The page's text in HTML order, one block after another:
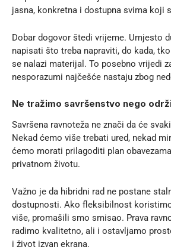
jasna, konkretna i dostupna svima koji
Dobar dogovor štedi vrijeme. Umjesto
napisati što treba napraviti, do kada,
se nalazi materijal. To posebno vrijedi
nesporazumi najčešće nastaju zbog
Ne tražimo savršenstvo nego
Savršena ravnoteža ne znači da će
Nekad ćemo više trebati ured, nekad
ćemo morati prilagoditi plan
privatnom životu.
Važno je da hibridni rad ne postane
dostupnosti. Ako fleksibilnost
više, promašili smo smisao. Prava
radimo kvalitetno, ali i ostavljamo
i život izvan ekrana.